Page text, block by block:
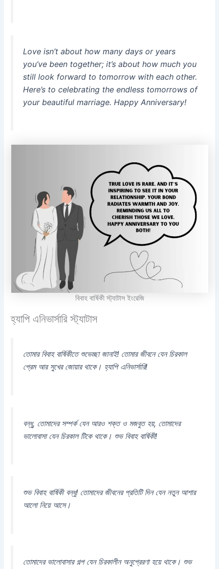
Love isn’t about how many days or years
you’ve been together; it’s about how much you
still look forward to tomorrow with each other.
Here’s to celebrating the endless tomorrows of
your beautiful marriage. Happy Anniversary!
বিবাহ বার্ষিকী স্ট্যাটাস ইংরেজি
হ্যাপি এনিভার্সারি স্ট্যাটাস
তোমার বিবাহ বার্ষিকীতে শুভেচ্ছা জানাই! তোমার জীবনে যেন চিরকাল
প্রেম আর সুখের জোয়ার থাকে। হ্যাপি এনিভার্সারি!
বন্ধু, তোমাদের সম্পর্ক যেন আরও শক্ত ও মজবুত হয়, তোমাদের
ভালোবাসা যেন চিরকাল টিকে থাকে। শুভ বিবাহ বার্ষিকী!
শুভ বিবাহ বার্ষিকী বন্ধু! তোমাদের জীবনের প্রতিটি দিন যেন নতুন আশার
আলো নিয়ে আসে।
তোমাদের ভালোবাসার গল্প যেন চিরকালীন অনুপ্রেরণা হয়ে থাকে। শুভ